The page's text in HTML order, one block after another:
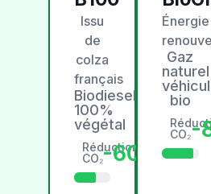
Issu
de
colza
français
Biodiesel
100%
végétal
Réduction
CO₂-60%
Énergie
Gaz
naturel
bio
CO₂-